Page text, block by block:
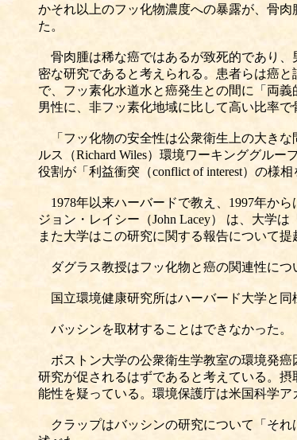
かそれ以上のフッ化物濃度への暴露が、骨
た。
骨肉腫は稀な癌ではあるが致死的であり、
密な研究であると考えられる。患者らは癌
で、フッ素化水道水と癌発生との間に「両
男性に、非フッ素化地域に比して高い比率
「フッ化物の安全性は公衆衛生上の大きな
ルス（Richard Wiles）環境ワーキンググル
役割が「利益衝突（conflict of interest）の様
1978年以来ハーバードで教え、1997年か
ジョン・レイシー（John Lacey） は、大学
また大学はこの研究に関する報告について
ダグラス教授はフッ化物と癌の関連性につ
国立環境健康研究所はハーバード大学と同
バッシンを取材することはできなかった。
ボストン大学の公衆衛生学教室の環境発癌
研究が促されるはずであると考えている。
能性を疑っている。環境保護庁は米国科学
クラップはバッシンの研究について「それ